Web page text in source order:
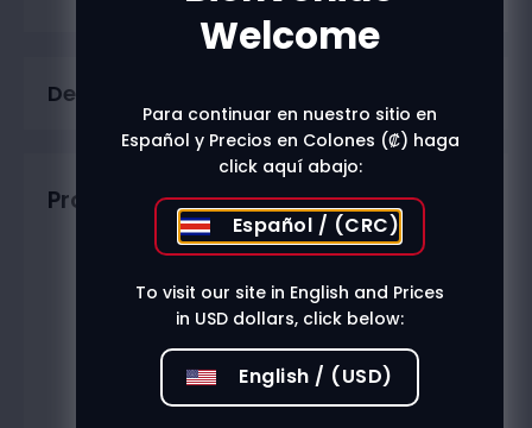
Description
Productos relacionados
Welcome
Para continuar en nuestro sitio en
Español y Precios en Colones (₡) haga
click aquí abajo:
Español / (CRC)
To visit our site in English and Prices
in USD dollars, click below:
English / (USD)